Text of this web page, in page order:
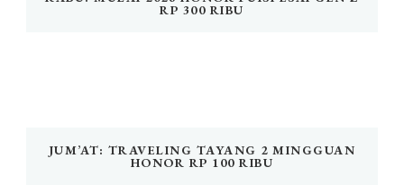
RP 300 RIBU
JUM’AT: TRAVELING TAYANG 2 MINGGUAN
HONOR RP 100 RIBU